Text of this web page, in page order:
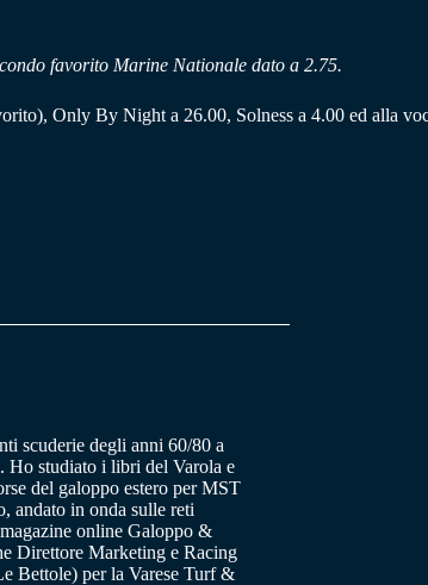
favorito Marine Nationale dato a 2.75.
Only By Night a 26.00, Solness a 4.00 ed alla
scuderie degli anni 60/80 a
Ho studiato i libri del Varola e
del galoppo estero per MST
andato in onda sulle reti
online Galoppo &
Direttore Marketing e Racing
Bettole) per la Varese Turf &